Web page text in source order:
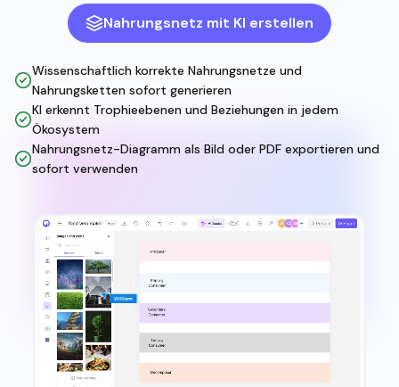
Nahrungsnetz mit KI erstellen
Wissenschaftlich korrekte Nahrungsnetze und
Nahrungsketten sofort generieren
KI erkennt Trophieebenen und Beziehungen in jedem
Ökosystem
Nahrungsnetz-Diagramm als Bild oder PDF exportieren und
sofort verwenden